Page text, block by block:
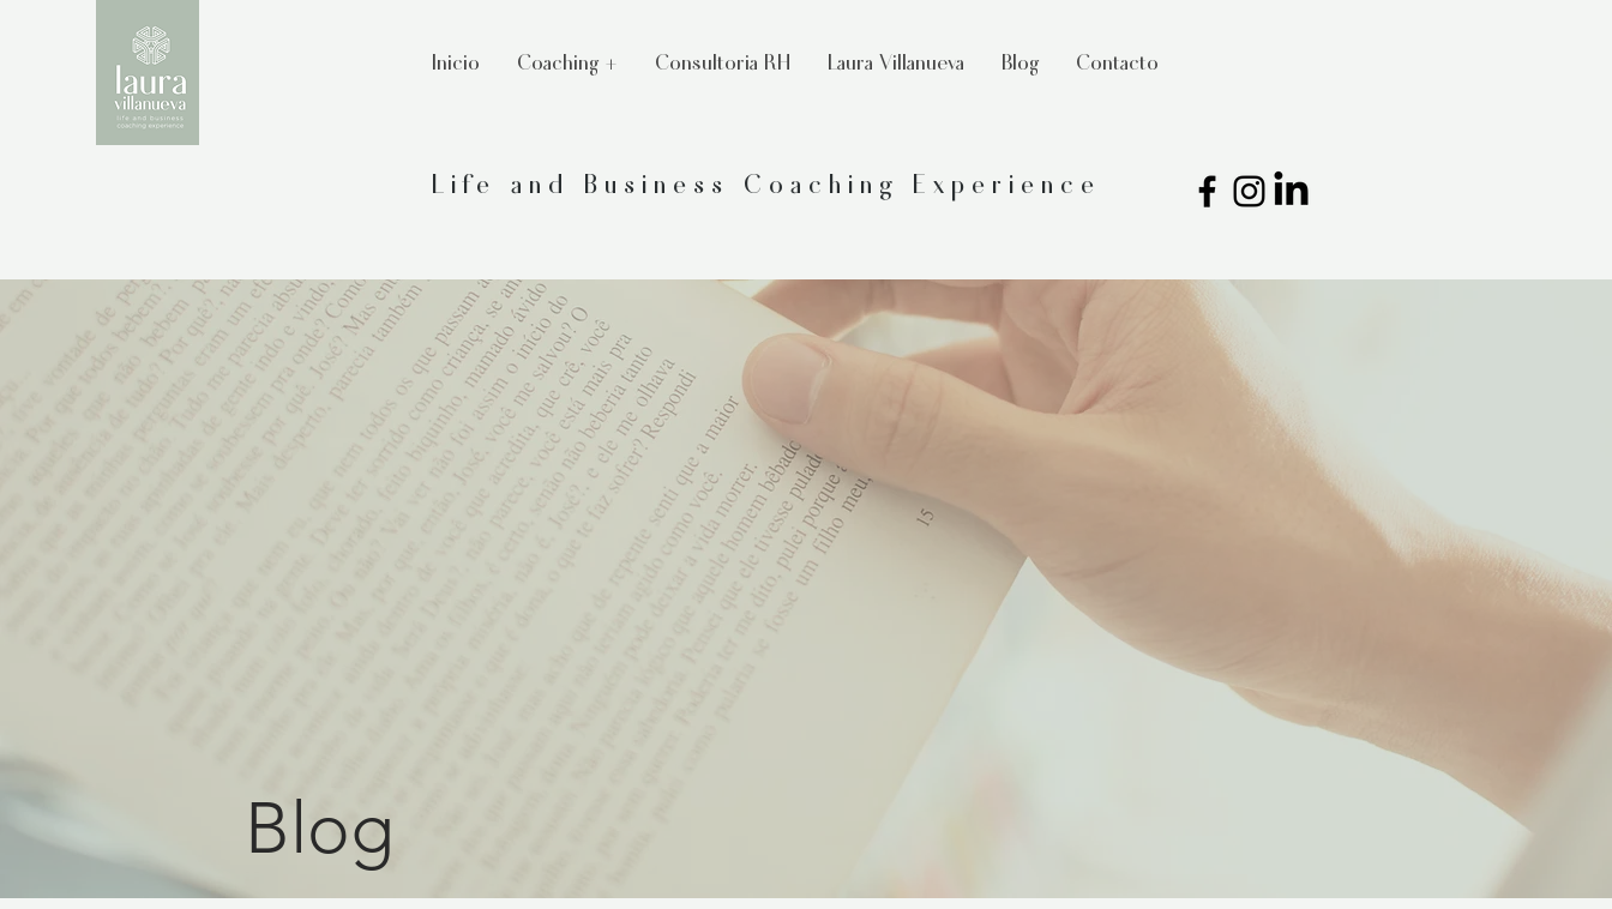
Inicio Coaching + Consultoria RH Laura Villanueva Blog Contacto
Life and Business Coaching Experience
Blog